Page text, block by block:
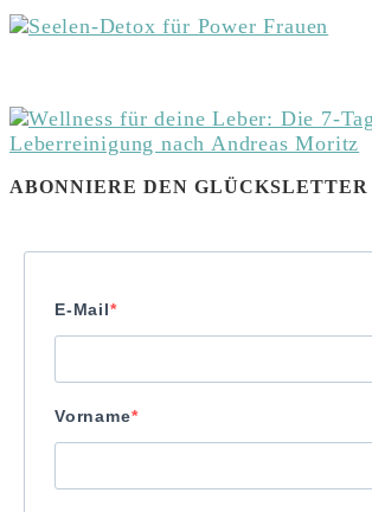
ABONNIERE DEN GLÜCKSLETTER
E-Mail
Vorname